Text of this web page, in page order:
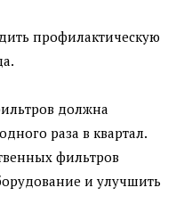
профилактическую
должна
раза в квартал.
фильтров
и улучшить